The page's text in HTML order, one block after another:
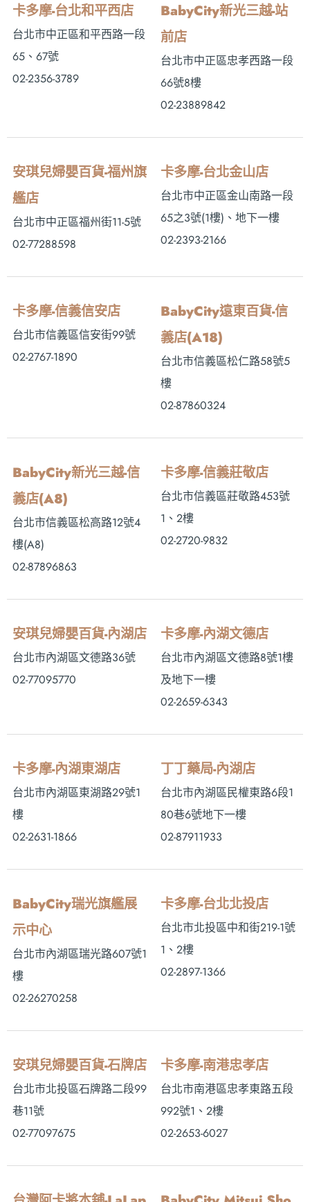
卡多摩-台北和平西店
台北市中正區和平西路一段
65、67號
02-2356-3789
BabyCity新光三越-站
前店
台北市中正區忠孝西路一段
66號8樓
02-23889842
安琪兒婦嬰百貨-福州旗
艦店
台北市中正區福州街11-5號
02-77288598
卡多摩-台北金山店
台北市中正區金山南路一段
65之3號(1樓)、地下一樓
02-2393-2166
卡多摩-信義信安店
台北市信義區信安街99號
02-2767-1890
BabyCity遠東百貨-信
義店(A18)
台北市信義區松仁路58號5
樓
02-87860324
BabyCity新光三越-信
義店(A8)
台北市信義區松高路12號4
樓(A8)
02-87896863
卡多摩-信義莊敬店
台北市信義區莊敬路453號
1、2樓
02-2720-9832
安琪兒婦嬰百貨-內湖店
台北市內湖區文德路36號
02-77095770
卡多摩-內湖文德店
台北市內湖區文德路8號1樓
及地下一樓
02-2659-6343
卡多摩-內湖東湖店
台北市內湖區東湖路29號1
樓
02-2631-1866
丁丁藥局-內湖店
台北市內湖區民權東路6段1
80巷6號地下一樓
02-87911933
BabyCity瑞光旗艦展
示中心
台北市內湖區瑞光路607號1
樓
02-26270258
卡多摩-台北北投店
台北市北投區中和街219-1號
1、2樓
02-2897-1366
安琪兒婦嬰百貨-石牌店
台北市北投區石牌路二段99
巷11號
02-77097675
卡多摩-南港忠孝店
台北市南港區忠孝東路五段
992號1、2樓
02-2653-6027